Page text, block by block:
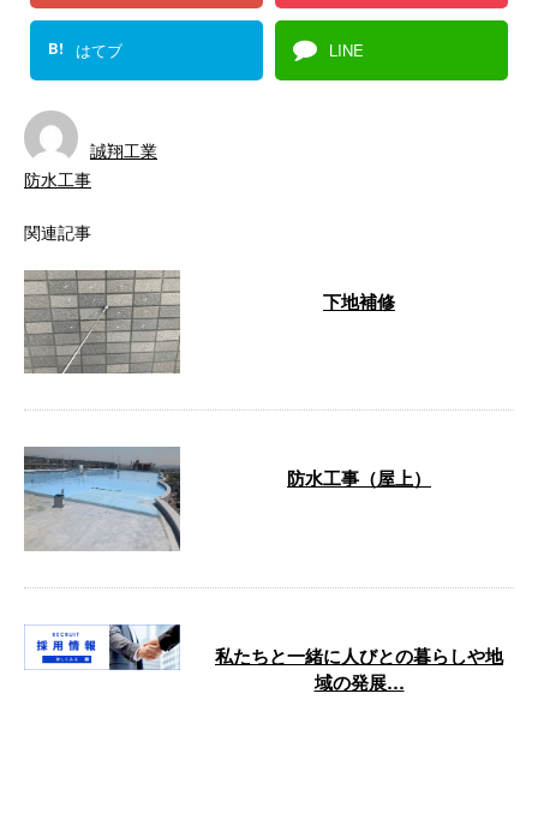
B! はてブ LINE
誠翔工業
防水工事
関連記事
下地補修
防水工事（屋上）
私たちと一緒に人びとの暮らしや地
域の発展…